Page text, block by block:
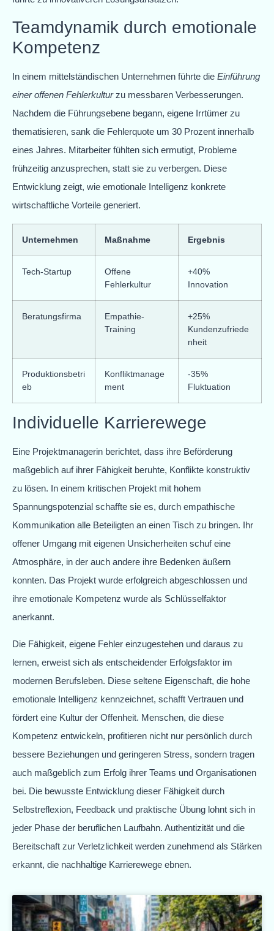
Teamdynamik durch emotionale
Kompetenz
In einem mittelständischen Unternehmen führte die Einführung
einer offenen Fehlerkulturzu messbaren Verbesserungen.
Nachdem die Führungsebene begann, eigene Irrtümer zu
thematisieren, sank die Fehlerquote um 30 Prozent innerhalb
eines Jahres. Mitarbeiter fühlten sich ermutigt, Probleme
frühzeitig anzusprechen, statt sie zu verbergen. Diese
Entwicklung zeigt, wie emotionale Intelligenz konkrete
wirtschaftliche Vorteile generiert.
Unternehmen Maßnahme Ergebnis
Tech-Startup
Offene
Fehlerkultur
+40%
Innovation
Beratungsfirma
Empathie-
Training
+25%
Kundenzufriede
nheit
Produktionsbetri
eb
Konfliktmanage
ment
-35%
Fluktuation
Individuelle Karrierewege
Eine Projektmanagerin berichtet, dass ihre Beförderung
maßgeblich auf ihrer Fähigkeit beruhte, Konflikte konstruktiv
zu lösen. In einem kritischen Projekt mit hohem
Spannungspotenzial schaffte sie es, durch empathische
Kommunikation alle Beteiligten an einen Tisch zu bringen. Ihr
offener Umgang mit eigenen Unsicherheiten schuf eine
Atmosphäre, in der auch andere ihre Bedenken äußern
konnten. Das Projekt wurde erfolgreich abgeschlossen und
ihre emotionale Kompetenz wurde als Schlüsselfaktor
anerkannt.
Die Fähigkeit, eigene Fehler einzugestehen und daraus zu
lernen, erweist sich als entscheidender Erfolgsfaktor im
modernen Berufsleben. Diese seltene Eigenschaft, die hohe
emotionale Intelligenz kennzeichnet, schafft Vertrauen und
fördert eine Kultur der Offenheit. Menschen, die diese
Kompetenz entwickeln, profitieren nicht nur persönlich durch
bessere Beziehungen und geringeren Stress, sondern tragen
auch maßgeblich zum Erfolg ihrer Teams und Organisationen
bei. Die bewusste Entwicklung dieser Fähigkeit durch
Selbstreflexion, Feedback und praktische Übung lohnt sich in
jeder Phase der beruflichen Laufbahn. Authentizität und die
Bereitschaft zur Verletzlichkeit werden zunehmend als Stärken
erkannt, die nachhaltige Karrierewege ebnen.